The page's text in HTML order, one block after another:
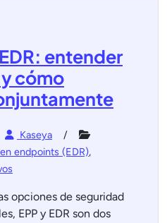
entender
cómo
Kaseya
endpoints (EDR),
opciones de seguridad
EPP y EDR son dos